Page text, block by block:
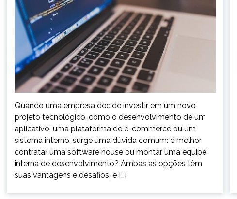
Quando uma empresa decide investir em um novo
projeto tecnológico, como o desenvolvimento de um
aplicativo, uma plataforma de e-commerce ou um
sistema interno, surge uma dúvida comum: é melhor
contratar uma software house ou montar uma equipe
interna de desenvolvimento? Ambas as opções têm
suas vantagens e desafios, e […]